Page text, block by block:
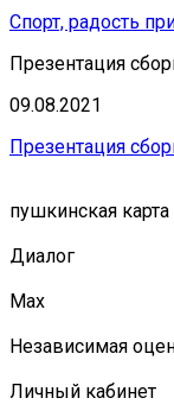
Спорт, радость
Презентация
09.08.2021
Презентация
пушкинская карта
Диалог
Мах
Независимая
Личный кабинет